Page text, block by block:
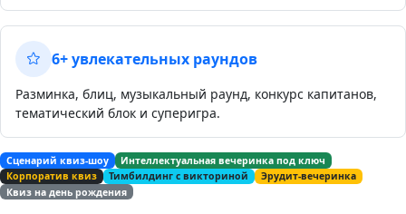
6+ увлекательных раундов
Разминка, блиц, музыкальный раунд, конкурс капитанов,
тематический блок и суперигра.
Сценарий квиз-шоу
Интеллектуальная вечеринка под ключ
Корпоратив квиз
Тимбилдинг с викториной
Эрудит-вечеринка
Квиз на день рождения